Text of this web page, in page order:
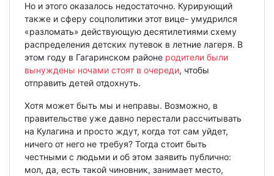
Но и этого оказалось недостаточно. Курирующий
также и сферу соцполитики этот вице- умудрился
«разломать» действующую десятилетиями схему
распределения детских путевок в летние лагеря. В
этом году в Гагаринском районе родители были
вынуждены ночами стоят в очереди, чтобы
отправить детей отдохнуть.
Хотя может быть мы и неправы. Возможно, в
правительстве уже давно перестали рассчитывать
на Кулагина и просто ждут, когда тот сам уйдет,
ничего от него не требуя? Тогда стоит быть
честными с людьми и об этом заявить публично:
мол, да, есть такой чиновник, занимает место,